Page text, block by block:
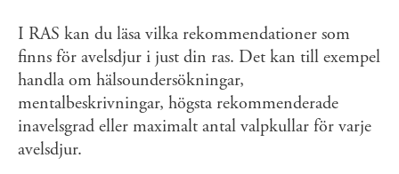
I RAS kan du läsa vilka rekommendationer som
finns för avelsdjur i just din ras. Det kan till exempel
handla om hälsoundersökningar,
mentalbeskrivningar, högsta rekommenderade
inavelsgrad eller maximalt antal valpkullar för varje
avelsdjur.